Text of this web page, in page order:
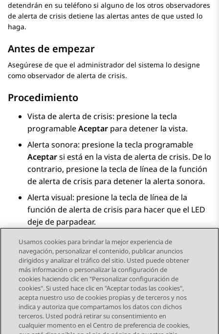
detendrán en su teléfono si alguno de los otros observadores
de alerta de crisis detiene las alertas antes de que usted lo
haga.
Antes de empezar
Asegúrese de que el administrador del sistema lo designe
como observador de alerta de crisis.
Procedimiento
Vista de alerta de crisis: presione la tecla
programableAceptar para detener la vista.
Alerta sonora: presione la tecla programable
Aceptarsi está en la vista de alerta de crisis. De lo
contrario, presione la tecla de línea de la función
de alerta de crisis para detener la alerta sonora.
Alerta visual: presione la tecla de línea de la
función de alerta de crisis para hacer que el LED
deje de parpadear.
Send Feedback
Navegación de tema
Tema anterior Tema siguiente
Usamos cookies para brindar la mejor experiencia de
navegación, personalizar el contenido, publicar anuncios
dirigidos y analizar el tráfico del sitio. Usted puede obtener
más información o personalizar la configuración de
cookies haciendo clic en "Personalizar configuración de
cookies". Si usted hace clic en "Aceptar todas las cookies",
acepta nuestro uso de cookies propias y de terceros y nos
indica y autoriza que compartamos los datos con dichos
terceros. Usted podrá retirar su consentimiento en
cualquier momento en el Centro de preferencia de cookies,